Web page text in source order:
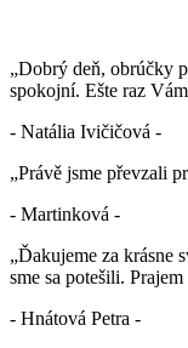
„Dobrý deň, obrúčky
spokojní. Ešte raz
- Natália Ivičičová -
„Právě jsme převzali
- Martinková -
„Ďakujeme za krásne
sme sa potešili.
- Hnátová Petra -